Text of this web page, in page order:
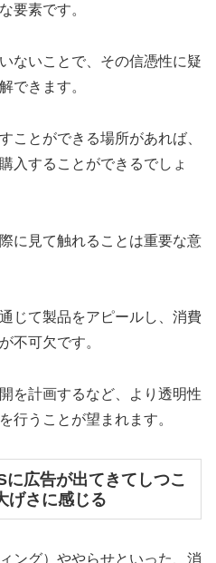
要素です。
ないことで、その信憑性に疑
できます。
ことができる場所があれば、
入することができるでしょ
に見て触れることは重要な意
じて製品をアピールし、消費
不可欠です。
を計画するなど、より透明性
行うことが望まれます。
広告が出てきてしつこ
げさに感じる
ング）ややらせといった、消